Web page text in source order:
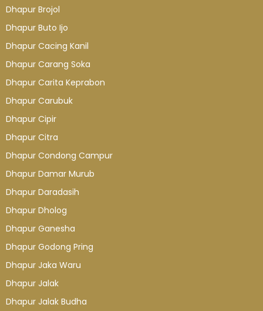
Dhapur Brojol
Dhapur Buto Ijo
Dhapur Cacing Kanil
Dhapur Carang Soka
Dhapur Carita Keprabon
Dhapur Carubuk
Dhapur Cipir
Dhapur Citra
Dhapur Condong Campur
Dhapur Damar Murub
Dhapur Daradasih
Dhapur Dholog
Dhapur Ganesha
Dhapur Godong Pring
Dhapur Jaka Waru
Dhapur Jalak
Dhapur Jalak Budha